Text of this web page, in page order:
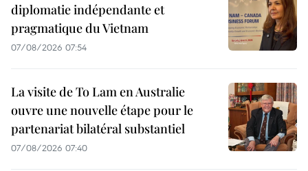
diplomatie indépendante et
pragmatique du Vietnam
07/08/2026 07:54
La visite de To Lam en Australie
ouvre une nouvelle étape pour le
partenariat bilatéral substantiel
07/08/2026 07:40